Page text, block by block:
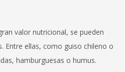
valor nutricional, se pueden
Entre ellas, como guiso chileno o
hamburguesas o humus.